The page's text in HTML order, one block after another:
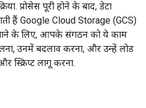
प्रोसेस पूरी होने के बाद, डेटा
हैं Google Cloud Storage (GCS)
पाने के लिए, आपके संगठन को ये काम
उनमें बदलाव करना, और उन्हें लोड
स्क्रिप्ट लागू करना.